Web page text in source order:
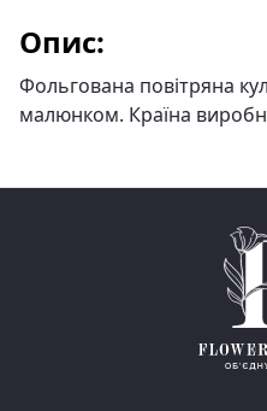
Опис:
Фольгована повітряна
малюнком. Країна